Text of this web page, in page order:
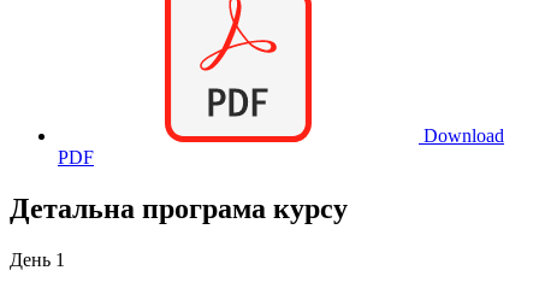
Download
PDF
Детальна програма курсу
День 1